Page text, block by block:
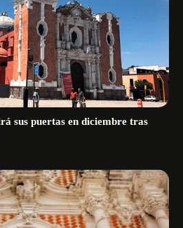
sus puertas en diciembre tras